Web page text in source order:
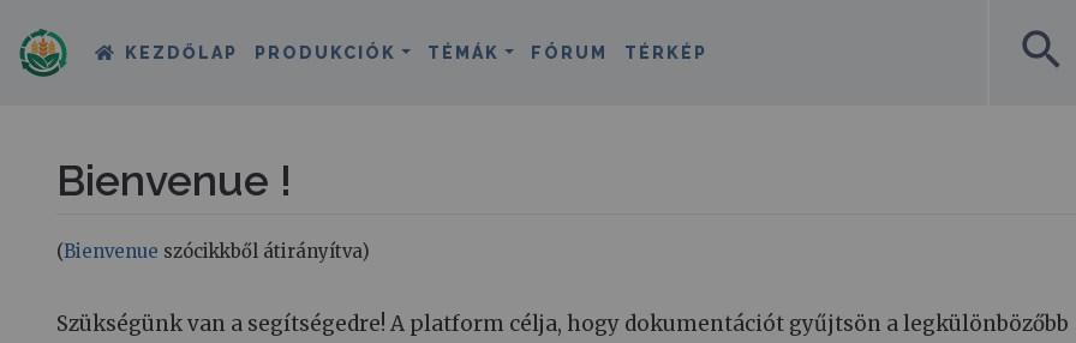
KEZDŐLAP PRODUKCIÓK TÉMÁK FÓRUM TÉRKÉP search
Bienvenue !
(Bienvenue szócikkből átirányítva)
Szükségünk van a segítségedre! A platform célja, hogy dokumentációt gyűjtsön a legkülönbözőbb